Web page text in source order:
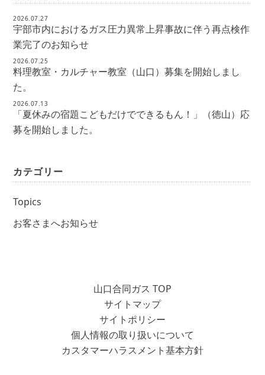
2026.07.27
宇部市内におけるガス圧力異常上昇事故に伴う再点検作
業完了のお知らせ
2026.07.25
料理教室・カルチャー教室（山口）募集を開始しまし
た。
2026.07.13
「夏休みの宿題こどもだけでできるもん！」（徳山）応
募を開始しました。
カテゴリー
Topics
お客さまへお知らせ
山口合同ガス TOP
サイトマップ
サイトポリシー
個人情報の取り扱いについて
カスタマーハラスメント基本方針